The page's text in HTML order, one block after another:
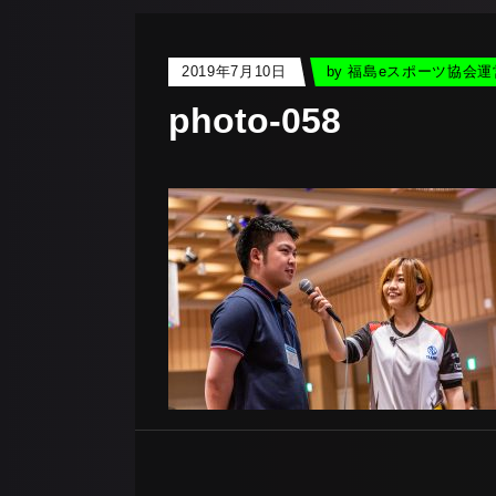
2019年7月10日 by福島eスポーツ協会運
photo-058